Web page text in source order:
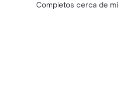
Completos cerca de mi